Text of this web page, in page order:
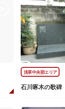
浅草中央部エリア
石川啄木の歌碑